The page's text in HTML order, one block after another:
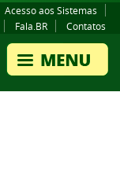
Acesso aos Sistemas
Fala.BR Contatos